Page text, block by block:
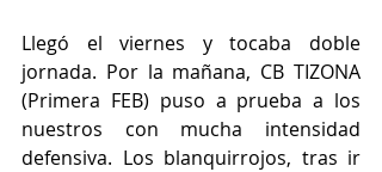
Llegó el viernes y tocaba doble
jornada. Por la mañana, CB TIZONA
(Primera FEB) puso a prueba a los
nuestros con mucha intensidad
defensiva. Los blanquirrojos, tras ir